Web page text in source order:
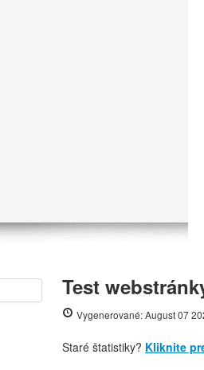
Test
Vygenerované: August 07
Staré štatistiky? Kliknite